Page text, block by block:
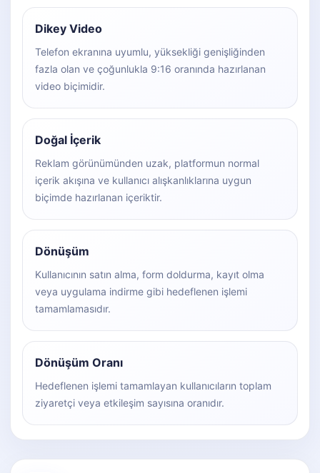
Dikey Video
Telefon ekranına uyumlu, yüksekliği genişliğinden
fazla olan ve çoğunlukla 9:16 oranında hazırlanan
video biçimidir.
Doğal İçerik
Reklam görünümünden uzak, platformun normal
içerik akışına ve kullanıcı alışkanlıklarına uygun
biçimde hazırlanan içeriktir.
Dönüşüm
Kullanıcının satın alma, form doldurma, kayıt olma
veya uygulama indirme gibi hedeflenen işlemi
tamamlamasıdır.
Dönüşüm Oranı
Hedeflenen işlemi tamamlayan kullanıcıların toplam
ziyaretçi veya etkileşim sayısına oranıdır.